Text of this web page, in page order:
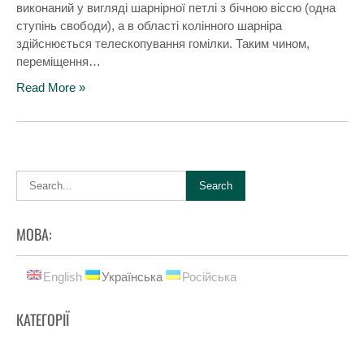
виконаний у вигляді шарнірної петлі з бічною віссю (одна
ступінь свободи), а в області колінного шарніра
здійснюється телескопування гомілки. Таким чином,
переміщення…
Read More »
МОВА:
English Українська Російська
КАТЕГОРІЇ